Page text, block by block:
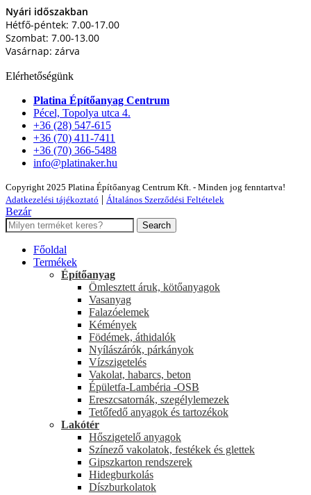
Nyári időszakban
Hétfő-péntek: 7.00-17.00
Szombat: 7.00-13.00
Vasárnap: zárva
Elérhetőségünk
Platina Építőanyag Centrum
Pécel, Topolya utca 4.
+36 (28) 547-615
+36 (70) 411-7411
+36 (70) 366-5488
info@platinaker.hu
Copyright 2025 Platina Építőanyag Centrum Kft. - Minden jog fenntartva!
Adatkezelési tájékoztató | Általános Szerződési Feltételek
Bezár
Search
Főoldal
Termékek
Építőanyag
Ömlesztett áruk, kötőanyagok
Vasanyag
Falazóelemek
Kémények
Födémek, áthidalók
Nyílászárók, párkányok
Vízszigetelés
Vakolat, habarcs, beton
Épületfa-Lambéria -OSB
Ereszcsatornák, szegélylemezek
Tetőfedő anyagok és tartozékok
Lakótér
Hőszigetelő anyagok
Színező vakolatok, festékek és glettek
Gipszkarton rendszerek
Hidegburkolás
Díszburkolatok